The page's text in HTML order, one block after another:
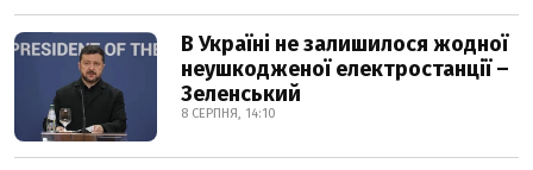
В Україні не залишилося жодної
неушкодженої електростанції –
Зеленський
8 СЕРПНЯ, 14:10